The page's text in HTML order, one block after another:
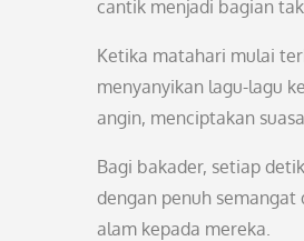
cantik menjadi bagian
Ketika matahari mulai
menyanyikan lagu-lagu
angin, menciptakan
Bagi bakader, setiap
dengan penuh
alam kepada mereka.